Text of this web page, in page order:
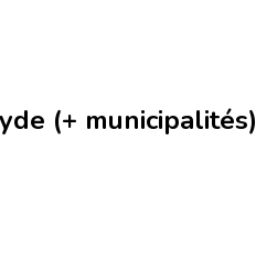
(+ municipalités)